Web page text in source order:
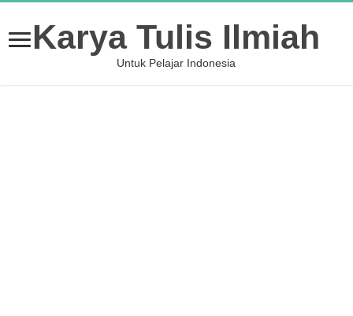
Karya Tulis Ilmiah
Untuk Pelajar Indonesia